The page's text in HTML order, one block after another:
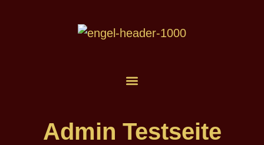
Admin Testseite